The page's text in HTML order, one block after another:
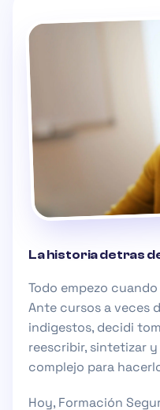
La historia detras
Todo empezo
Ante cursos a veces
indigestos, decidi
reescribir, sintetizar
complejo para
Hoy, Formación